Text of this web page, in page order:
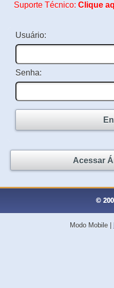
Suporte Técnico: Clique
Usuário:
Senha:
Acessar
©
Modo Mobile|